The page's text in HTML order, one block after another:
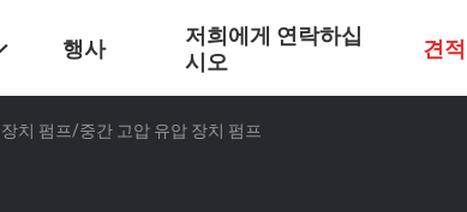
행사
저희에게 연락하십
시오
견
치 펌프/중간 고압 유압 장치 펌프